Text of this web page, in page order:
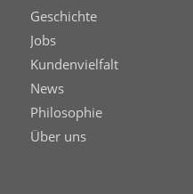
Geschichte
Jobs
Kundenvielfalt
News
Philosophie
Über uns